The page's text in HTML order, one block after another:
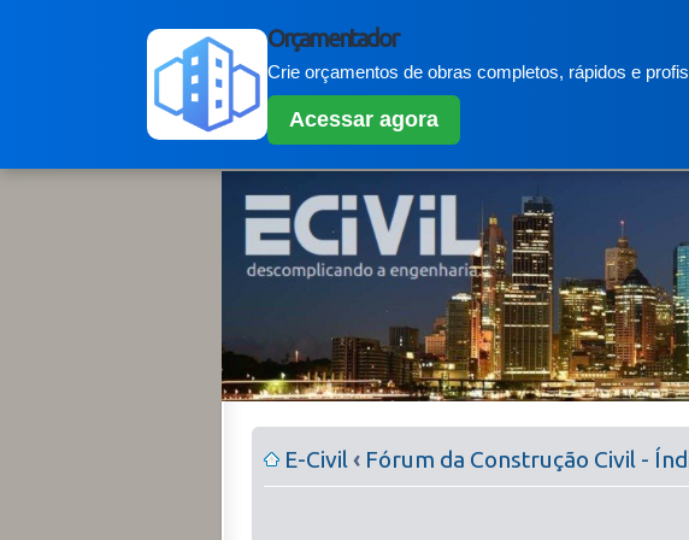
Orçamentador
Crie orçamentos de obras completos, rápidos e
Acessar agora
E-Civil‹ Fórum da Construção Civil -